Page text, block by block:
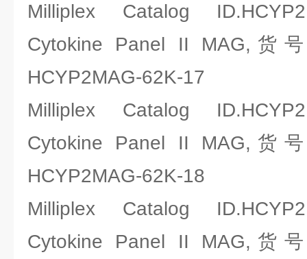
Milliplex Catalog
Cytokine Panel II MAG,货
HCYP2MAG-62K-17
Milliplex Catalog
Cytokine Panel II MAG,货
HCYP2MAG-62K-18
Milliplex Catalog
Cytokine Panel II MAG,货